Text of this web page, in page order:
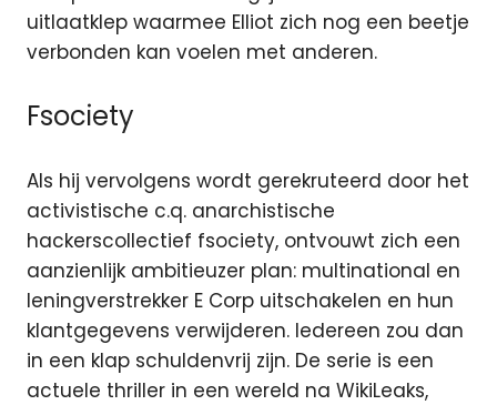
uitlaatklep waarmee Elliot zich nog een beetje
verbonden kan voelen met anderen.
Fsociety
Als hij vervolgens wordt gerekruteerd door het
activistische c.q. anarchistische
hackerscollectief fsociety, ontvouwt zich een
aanzienlijk ambitieuzer plan: multinational en
leningverstrekker E Corp uitschakelen en hun
klantgegevens verwijderen. Iedereen zou dan
in een klap schuldenvrij zijn. De serie is een
actuele thriller in een wereld na WikiLeaks,